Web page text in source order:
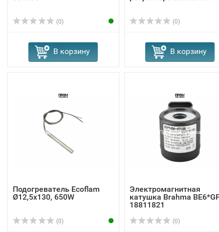
(0)
В корзину
(0)
В корзину
Подогреватель Ecoflam
Ø12,5x130, 650W
(0)
Электромагнитная
катушка Brahma
18811821
(0)